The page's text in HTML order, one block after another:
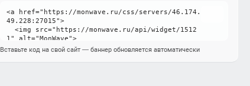
Вставьте код на свой сайт — баннер обновляется автоматически